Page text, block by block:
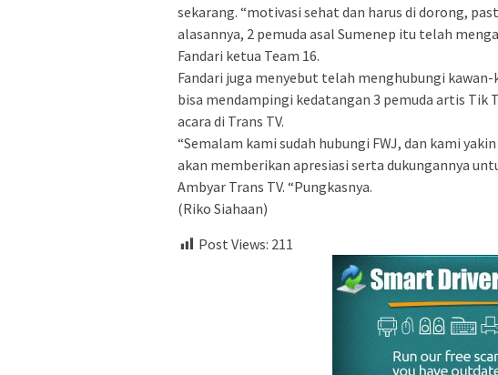
sekarang. “motivasi sehat dan harus di dorong,
alasannya, 2 pemuda asal Sumenep itu telah
Fandari ketua Team 16.
Fandari juga menyebut telah menghubungi
bisa mendampingi kedatangan 3 pemuda artis Tik
acara di Trans TV.
“Semalam kami sudah hubungi FWJ, dan kami
akan memberikan apresiasi serta dukungannya
Ambyar Trans TV. “Pungkasnya.
(Riko Siahaan)
Post Views: 211